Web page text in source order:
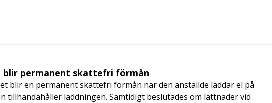
blir permanent skattefri förmån
blir en permanent skattefri förmån när den anställde laddar el på
tillhandahåller laddningen. Samtidigt beslutades om lättnader vid